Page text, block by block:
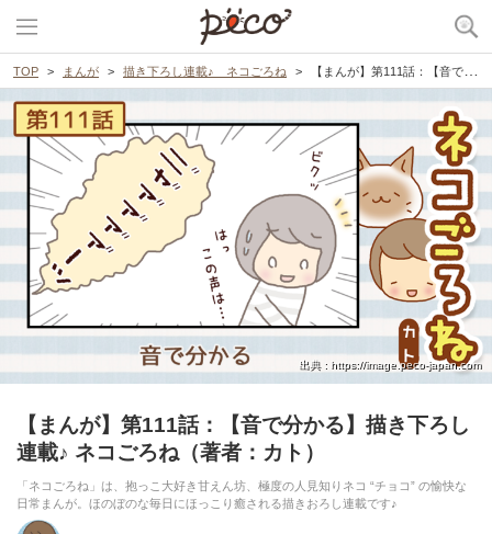
TOP まんが 描き下ろし連載♪ ネコごろね 【まんが】第111話：【音で分かる】描き下ろし連載♪ ネコごろね（著者：カト）
出典 : https://image.peco-japan.com
【まんが】第111話：【音で分かる】描き下ろし
連載♪ ネコごろね（著者：カト）
「ネコごろね」は、抱っこ大好き甘えん坊、極度の人見知りネコ “チョコ” の愉快な
日常まんが。ほのぼのな毎日にほっこり癒される描きおろし連載です♪